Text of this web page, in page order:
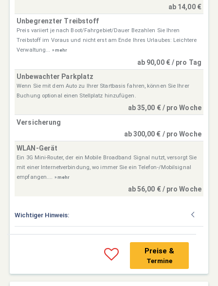
ab 14,00 €
Unbegrenzter Treibstoff
Preis variiert je nach Boot/Fahrgebiet/Dauer Bezahlen Sie Ihren
Treibstoff im Voraus und nicht erst am Ende Ihres Urlaubes: Leichtere
Verwaltung... » mehr
ab 90,00 € / pro Tag
Unbewachter Parkplatz
Wenn Sie mit dem Auto zu Ihrer Startbasis fahren, können Sie Ihrer
Buchung optional einen Stellplatz hinzufügen.
ab 35,00 € / pro Woche
Versicherung
ab 300,00 € / pro Woche
WLAN-Gerät
Ein 3G Mini-Router, der ein Mobile Broadband Signal nutzt, versorgt Sie
mit einer Internetverbindung, wo immer Sie ein Telefon-/Mobilsignal
empfangen.... » mehr
ab 56,00 € / pro Woche
Wichtiger Hinweis:
Preise &
Termine